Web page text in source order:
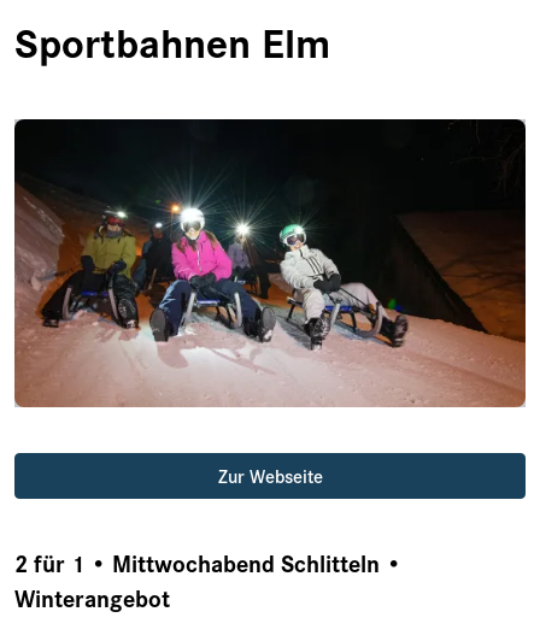
Sportbahnen Elm
Zur Webseite
2 für 1 • Mittwochabend Schlitteln •
Winterangebot